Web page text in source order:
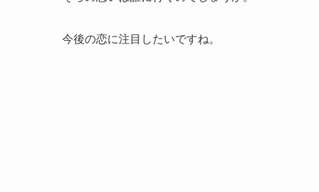
今後の恋に注目したいですね。